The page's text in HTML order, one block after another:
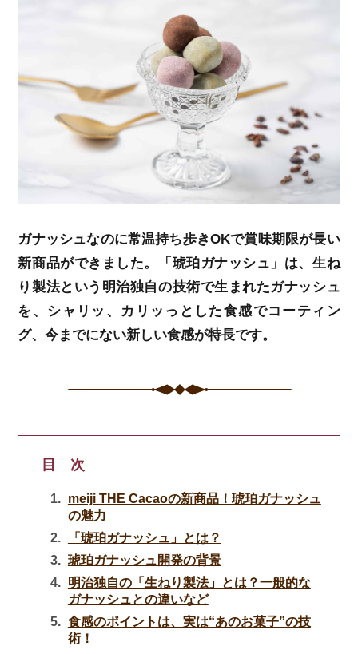
ガナッシュなのに常温持ち歩きOKで賞味期限が長い
新商品ができました。「琥珀ガナッシュ」は、生ね
り製法という明治独自の技術で生まれたガナッシュ
を、シャリッ、カリッっとした食感でコーティン
グ、今までにない新しい食感が特長です。
目 次
meiji THE Cacaoの新商品！琥珀ガナッシュ
の魅力
「琥珀ガナッシュ」とは？
琥珀ガナッシュ開発の背景
明治独自の「生ねり製法」とは？一般的な
ガナッシュとの違いなど
食感のポイントは、実は“あのお菓子”の技
術！